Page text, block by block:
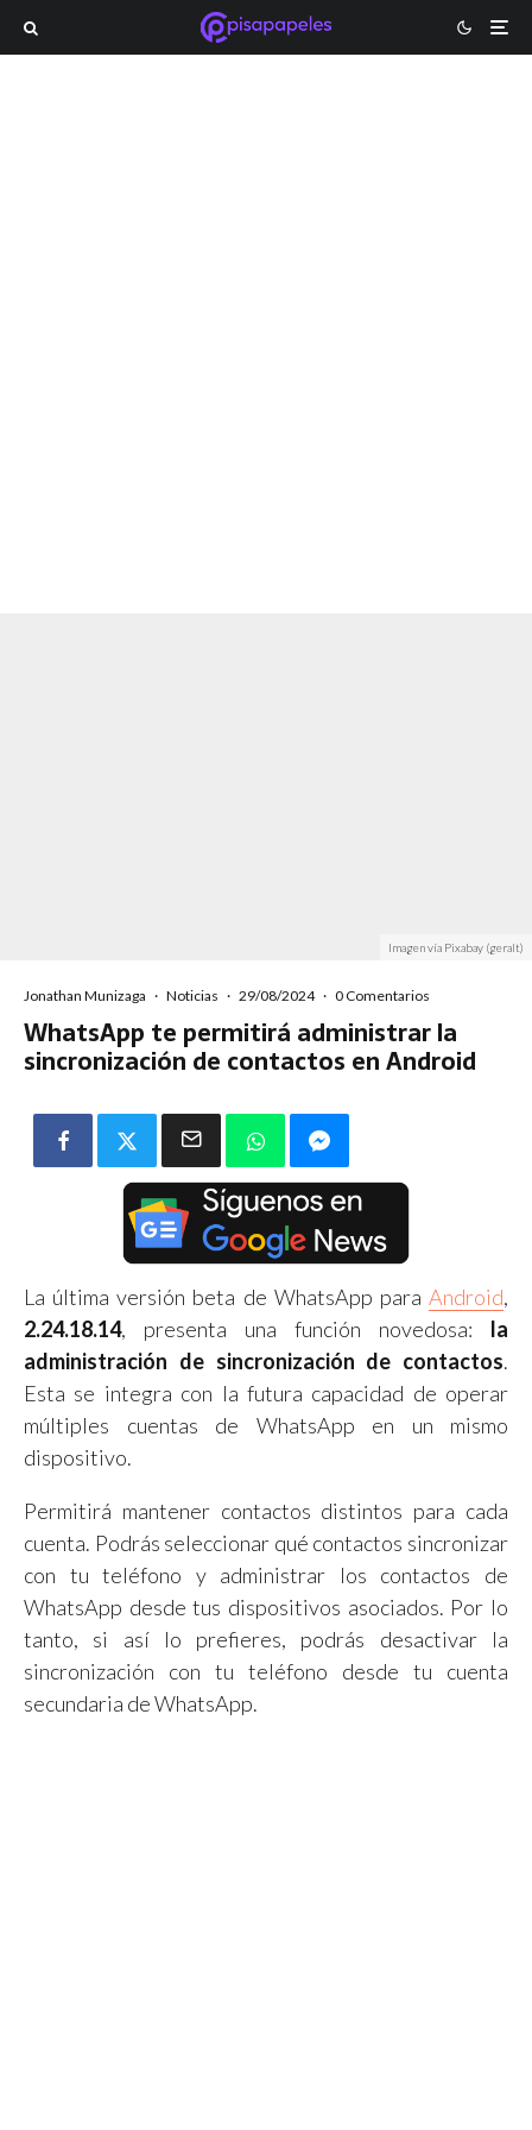
Imagen vía Pixabay (geralt)
Jonathan Munizaga · Noticias · 29/08/2024 · 0 Comentarios
WhatsApp te permitirá administrar la
sincronización de contactos en Android
La última versión beta de WhatsApp para Android,
2.24.18.14, presenta una función novedosa: la
administración de sincronización de contactos.
Esta se integra con la futura capacidad de operar
múltiples cuentas de WhatsApp en un mismo
dispositivo.
Permitirá mantener contactos distintos para cada
cuenta. Podrás seleccionar qué contactos sincronizar
con tu teléfono y administrar los contactos de
WhatsApp desde tus dispositivos asociados. Por lo
tanto, si así lo prefieres, podrás desactivar la
sincronización con tu teléfono desde tu cuenta
secundaria de WhatsApp.